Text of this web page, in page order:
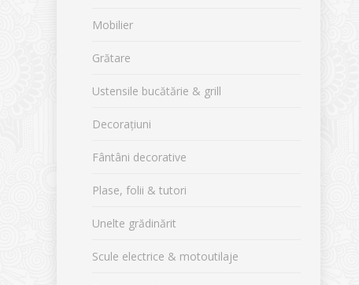
Mobilier
Grătare
Ustensile bucătărie & grill
Decorațiuni
Fântâni decorative
Plase, folii & tutori
Unelte grădinărit
Scule electrice & motoutilaje